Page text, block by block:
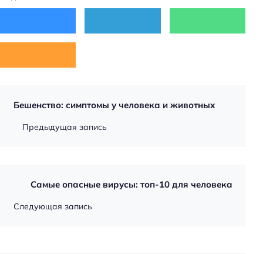
Бешенство: симптомы у человека и животных
Предыдущая запись
Самые опасные вирусы: топ-10 для человека
Следующая запись